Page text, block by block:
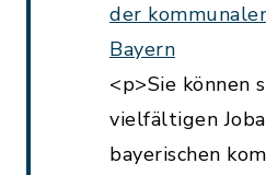
der
Bayern
<p>Sie können
vielfältigen
bayerischen